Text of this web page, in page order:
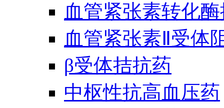
血管紧张素转化
血管紧张素Ⅱ受体
β受体拮抗药
中枢性抗高血压药